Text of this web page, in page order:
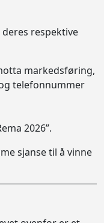
respektive
markedsføring,
telefonnummer
2026”.
sjanse til å vinne